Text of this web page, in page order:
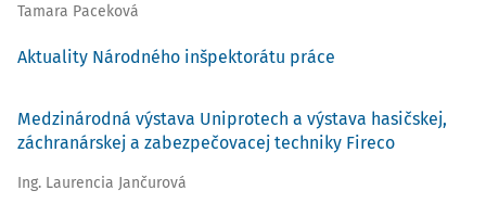
Tamara Paceková
Aktuality Národného inšpektorátu práce
Medzinárodná výstava Uniprotech a výstava hasičskej,
záchranárskej a zabezpečovacej techniky Fireco
Ing. Laurencia Jančurová